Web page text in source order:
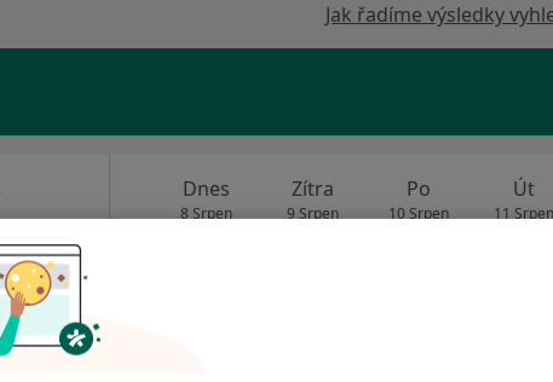
Jak řadíme výsledky
Dnes
8 Srpen
Zítra
9 Srpen
Po
10 Srpen
Út
11 Srpen